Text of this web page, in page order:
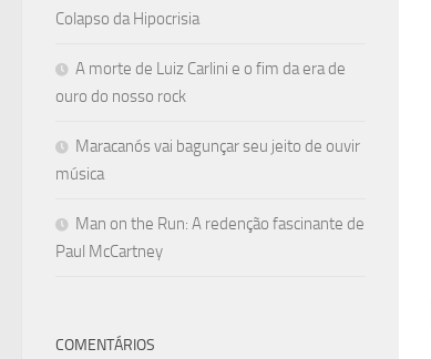
Colapso da Hipocrisia
A morte de Luiz Carlini e o fim da era de
ouro do nosso rock
Maracanós vai bagunçar seu jeito de ouvir
música
Man on the Run: A redenção fascinante de
Paul McCartney
COMENTÁRIOS